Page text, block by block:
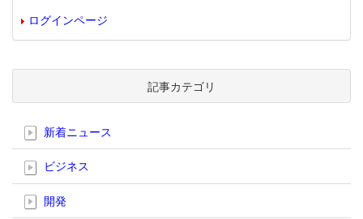
ログインページ
記事カテゴリ
新着ニュース
ビジネス
開発